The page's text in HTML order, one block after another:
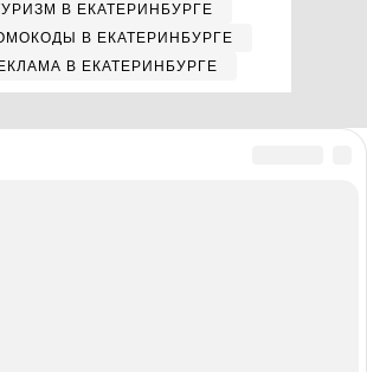
В ЕКАТЕРИНБУРГЕ
В ЕКАТЕРИНБУРГЕ
В ЕКАТЕРИНБУРГЕ